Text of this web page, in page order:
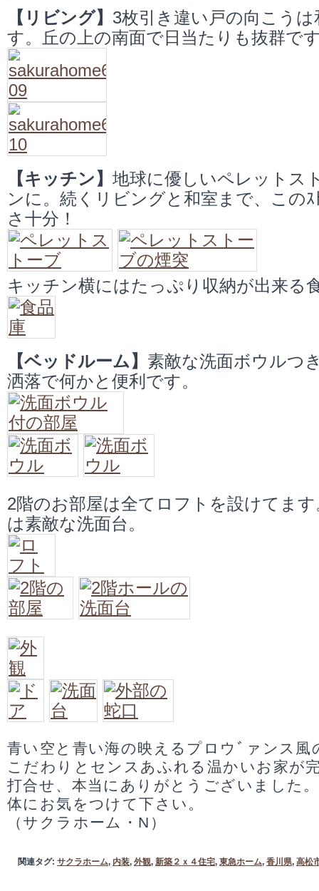
【リビング】 3枚引き違い戸の向こう
す。丘の上の南面で日当たりも抜群で
【キッチン】 地球に優しいペレットス
ンに。続くリビングと和室まで、このｽ
さ十分！
キッチン横にはたっぷり収納が出来る
【ベッドルーム】 素敵な洗面ボウルつ
洒落で何かと便利です。
2階のお部屋は全てロフトを設けてま
は素敵な洗面台。
青い空と青い海の映えるプロウﾞァンス風
こだわりとセンスあふれる温かいお家が
打合せ、本当にありがとうございました
体にお気をつけて下さい。
（サクラホーム・N）
関連タグ: サクラホーム, 内装, 外観, 新築２ｘ４住宅, 東急ホーム, 香川県, 高松